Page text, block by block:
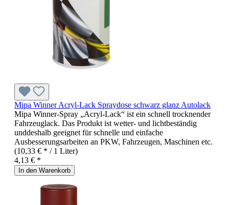
Mipa Winner Acryl-Lack Spraydose schwarz glanz Autolack
Mipa Winner-Spray „Acryl-Lack“ ist ein schnell trocknender
Fahrzeuglack. Das Produkt ist wetter- und lichtbeständig
unddeshalb geeignet für schnelle und einfache
Ausbesserungsarbeiten an PKW, Fahrzeugen, Maschinen etc.
(10,33 € * / 1 Liter)
4,13 € *
In den Warenkorb